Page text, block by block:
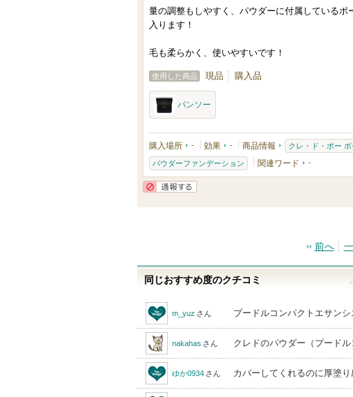
量の調整もしやすく、パウダーに付属しているポ
入ります！
毛も柔らかく、使いやすいです！
使用した商品 現品 購入品
パンソー
購入場所 - 効果 - 商品情報 クレ・ド・ポー ボ
パウダーファンデーション 関連ワード -
前へ
同じおすすめ度のクチコミ
m_yuz さん プードルコンパクトエサン
nakahas さん クレドのパウダー（プード
ゆか0934 さん カバーしてくれるのに厚塗